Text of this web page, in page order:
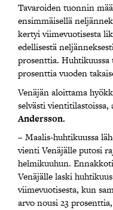
Tavaroiden tuonnin
ensimmäisellä
kertyi viimevuotisesta
edellisestä
prosenttia. Huhtikuussa
prosenttia vuoden
Venäjän aloittama
selvästi
Andersson.
– Maalis-huhtikuussa
vienti Venäjälle putosi
helmikuuhun.
Venäjälle laski
viimevuotisesta, kun
arvo nousi 23